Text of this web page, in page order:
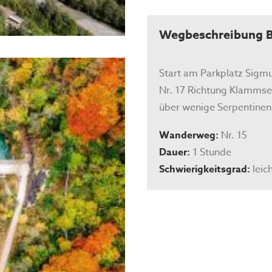
Wegbeschreibung
Start am Parkplatz
Nr. 17 Richtung
über wenige
Wanderweg: Nr. 15
Dauer: 1 Stunde
Schwierigkeitsgrad: